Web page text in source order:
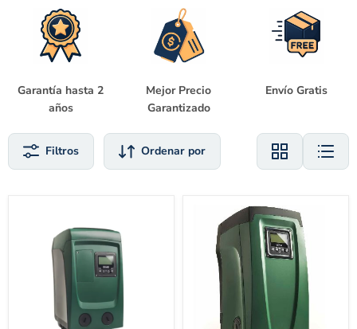
Garantía hasta 2
años
Mejor Precio
Garantizado
Envío Gratis
Filtros Ordenar por
Presión
Constante
Electrónico
Agua
Presión
Constante
Electrónica